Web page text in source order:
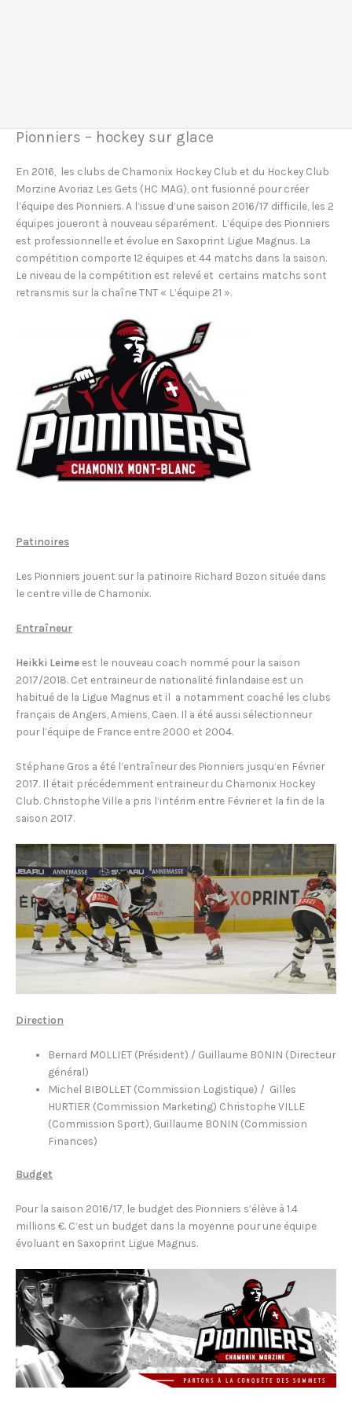
Pionniers – hockey sur glace
En 2016, les clubs de Chamonix Hockey Club et du Hockey Club
Morzine Avoriaz Les Gets (HC MAG), ont fusionné pour créer
l’équipe des Pionniers. A l’issue d’une saison 2016/17 difficile, les 2
équipes joueront à nouveau séparément. L’équipe des Pionniers
est professionnelle et évolue en Saxoprint Ligue Magnus. La
compétition comporte 12 équipes et 44 matchs dans la saison.
Le niveau de la compétition est relevé et certains matchs sont
retransmis sur la chaîne TNT « L’équipe 21 ».
Patinoires
Les Pionniers jouent sur la patinoire Richard Bozon située dans
le centre ville de Chamonix.
Entraîneur
Heikki Leime est le nouveau coach nommé pour la saison
2017/2018. Cet entraineur de nationalité finlandaise est un
habitué de la Ligue Magnus et il a notamment coaché les clubs
français de Angers, Amiens, Caen. Il a été aussi sélectionneur
pour l’équipe de France entre 2000 et 2004.
Stéphane Gros a été l’entraîneur des Pionniers jusqu’en Février
2017. Il était précédemment entraineur du Chamonix Hockey
Club. Christophe Ville a pris l’intérim entre Février et la fin de la
saison 2017.
Direction
Bernard MOLLIET (Président) / Guillaume BONIN (Directeur
général)
Michel BIBOLLET (Commission Logistique) / Gilles
HURTIER (Commission Marketing) Christophe VILLE
(Commission Sport), Guillaume BONIN (Commission
Finances)
Budget
Pour la saison 2016/17, le budget des Pionniers s’élève à 1.4
millions €. C’est un budget dans la moyenne pour une équipe
évoluant en Saxoprint Ligue Magnus.